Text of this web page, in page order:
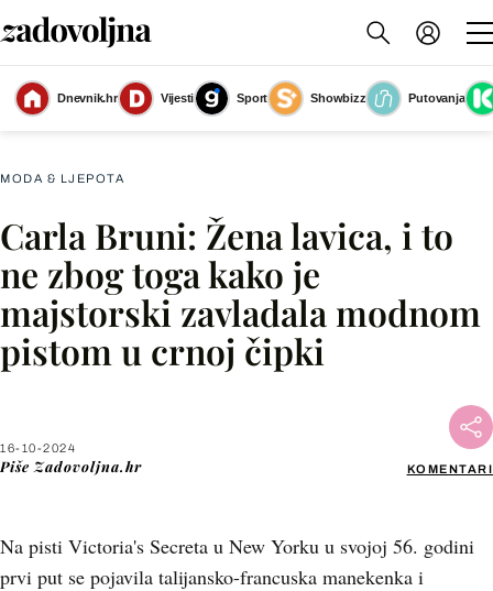
Dnevnik.hr Vijesti Sport Showbizz
Putovanja
Carla Bruni na reviji 'Victoria's Secret'(Foto: Profimedia)
MODA & LJEPOTA
Carla Bruni: Žena lavica, i to
ne zbog toga kako je
majstorski zavladala modnom
pistom u crnoj čipki
16-10-2024
Piše Zadovoljna.hr KOMENTARI
Na pisti Victoria's Secreta u New Yorku u svojoj 56. godini
prvi put se pojavila talijansko-francuska manekenka i
Facebook
X